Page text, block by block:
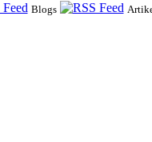
Blogs